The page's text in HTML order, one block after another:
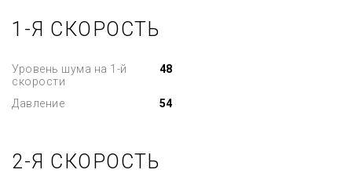
1-Я СКОРОСТЬ
Уровень шума на 1-й
скорости
48
Давление 54
2-Я СКОРОСТЬ